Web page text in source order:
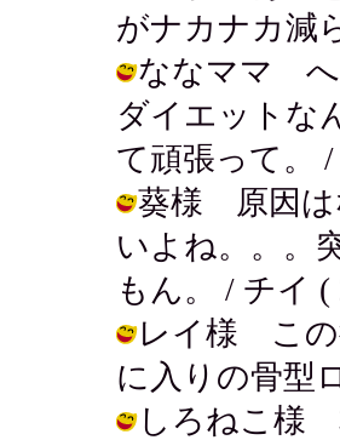
がナカナカ減
ななママ へ
ダイエットな
て頑張って。 /
葵様 原因は
いよね。。。
もん。 / チイ (
レイ様 この
に入りの骨型
しろねこ様